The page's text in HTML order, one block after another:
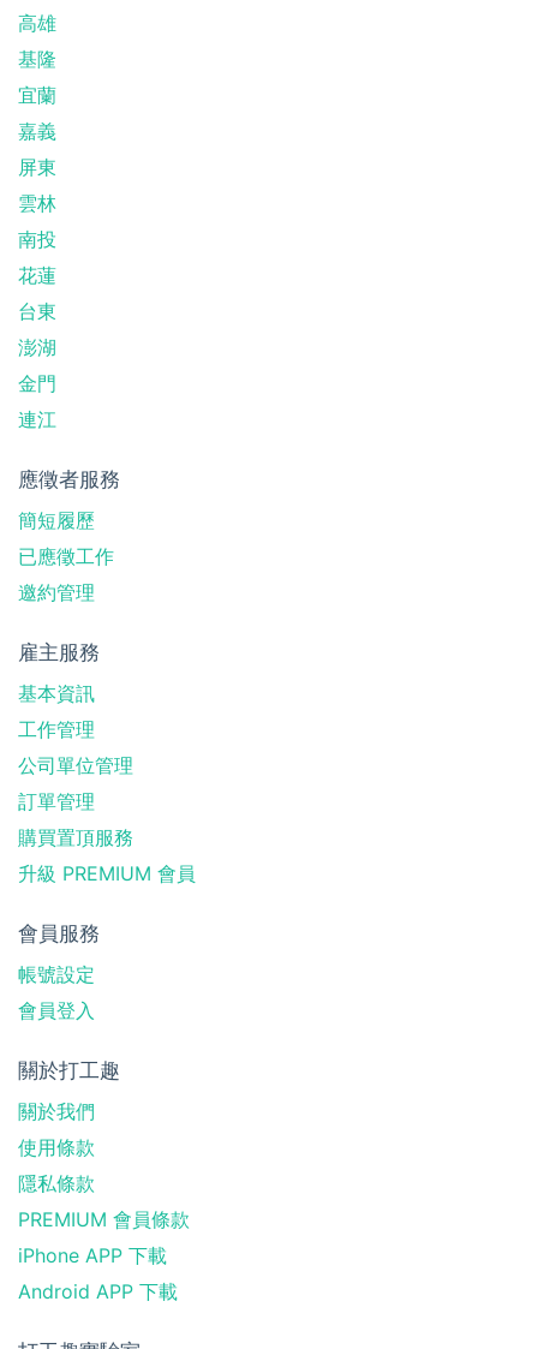
高雄
基隆
宜蘭
嘉義
屏東
雲林
南投
花蓮
台東
澎湖
金門
連江
應徵者服務
簡短履歷
已應徵工作
邀約管理
雇主服務
基本資訊
工作管理
公司單位管理
訂單管理
購買置頂服務
升級 PREMIUM 會員
會員服務
帳號設定
會員登入
關於打工趣
關於我們
使用條款
隱私條款
PREMIUM 會員條款
iPhone APP 下載
Android APP 下載